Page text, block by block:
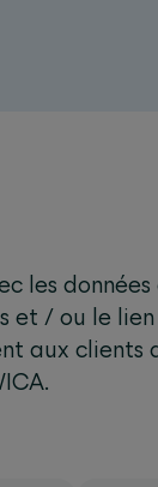
les
/ ou le
aux